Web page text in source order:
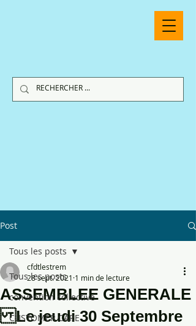
Post
Tous les posts
convention collective
CUSTOMER CARE
Tous les posts
ASSEMBLEE GENERALE
Le jeudi 30 Septembre
cfdtlestrem
28 sept. 2021 1 min de lecture